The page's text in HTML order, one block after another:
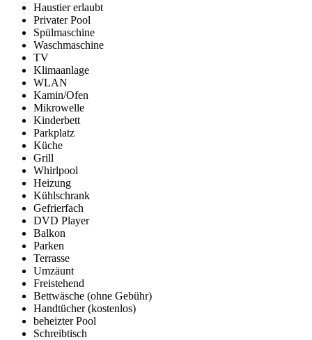
Haustier erlaubt
Privater Pool
Spülmaschine
Waschmaschine
TV
Klimaanlage
WLAN
Kamin/Ofen
Mikrowelle
Kinderbett
Parkplatz
Küche
Grill
Whirlpool
Heizung
Kühlschrank
Gefrierfach
DVD Player
Balkon
Parken
Terrasse
Umzäunt
Freistehend
Bettwäsche (ohne Gebühr)
Handtücher (kostenlos)
beheizter Pool
Schreibtisch